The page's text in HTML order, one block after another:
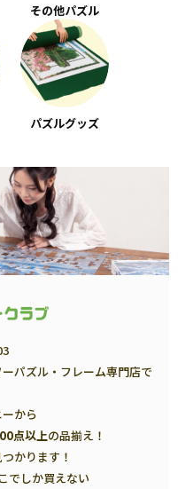
その他パズル
パズルグッズ
パズル・フレーム専門店で
から
点以上の品揃え！
かります！
でしか買えない